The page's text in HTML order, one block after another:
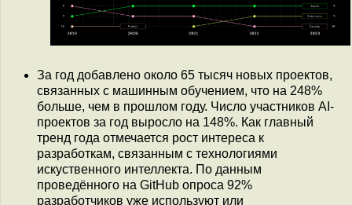
За год добавлено около 65 тысяч новых проектов,
связанных с машинным обучением, что на 248%
больше, чем в прошлом году. Число участников AI-
проектов за год выросло на 148%. Как главный
тренд года отмечается рост интереса к
разработкам, связанным с технологиями
искуственного интеллекта. По данным
проведённого на GitHub опроса 92%
разработчиков уже используют или